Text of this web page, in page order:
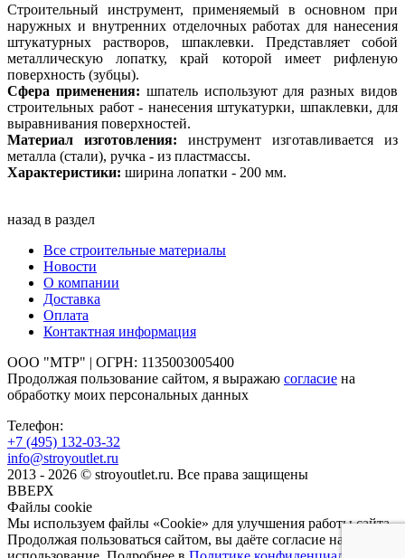
Строительный инструмент, применяемый в основном при
наружных и внутренних отделочных работах для нанесения
штукатурных растворов, шпаклевки. Представляет собой
металлическую лопатку, край которой имеет рифленую
поверхность (зубцы).
Сфера применения: шпатель используют для разных видов
строительных работ - нанесения штукатурки, шпаклевки, для
выравнивания поверхностей.
Материал изготовления: инструмент изготавливается из
металла (стали), ручка - из пластмассы.
Характеристики: ширина лопатки - 200 мм.
назад в раздел
Все строительные материалы
Новости
О компании
Доставка
Оплата
Контактная информация
ООО "МТР" | ОГРН: 1135003005400
Продолжая пользование сайтом, я выражаю согласие на
обработку моих персональных данных
Телефон:
+7 (495) 132-03-32
info@stroyoutlet.ru
2013 - 2026 © stroyoutlet.ru. Все права защищены
ВВЕРХ
Файлы cookie
Мы используем файлы «Cookie» для улучшения работы сайта.
Продолжая пользоваться сайтом, вы даёте согласие на их